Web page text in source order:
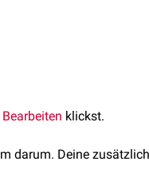
die mit geistiger
am 27.3.2021
27.3.2021
Bearbeiten klickst.
darum. Deine